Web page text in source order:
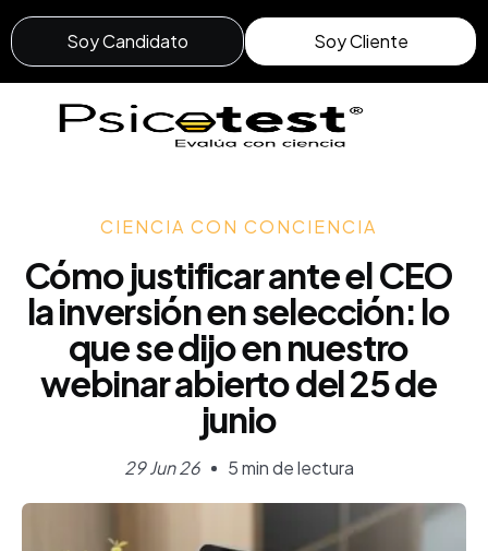
Soy Candidato Soy Cliente
CIENCIA CON CONCIENCIA
Cómo justificar ante el CEO
la inversión en selección: lo
que se dijo en nuestro
webinar abierto del 25 de
junio
29 Jun 26 5 min de lectura